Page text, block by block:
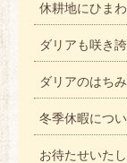
休耕地にひま
ダリアも咲き
ダリアのはち
冬季休暇につ
お待たせいた